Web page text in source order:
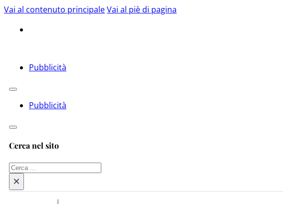
Vai al contenuto principaleVai al piè di pagina
Pubblicità
Pubblicità
Cerca nel sito
Cerca
×